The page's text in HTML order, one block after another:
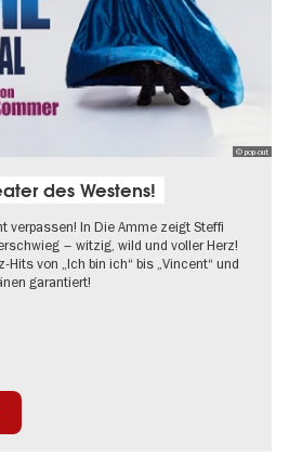
© pop-out
des Westens!
verpassen! In Die Amme zeigt Steffi
– witzig, wild und voller Herz!
von „Ich bin ich“ bis „Vincent“ und
garantiert!